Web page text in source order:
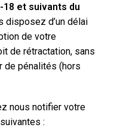
18 et suivants du
disposez d’un délai
de votre
de rétractation, sans
de pénalités (hors
nous notifier votre
: